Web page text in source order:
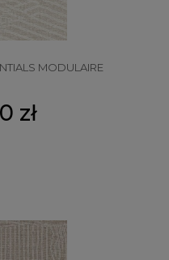
MODULAIRE
zł